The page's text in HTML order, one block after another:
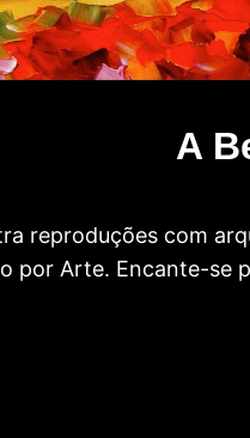
A
reproduções com
por Arte. Encante-se